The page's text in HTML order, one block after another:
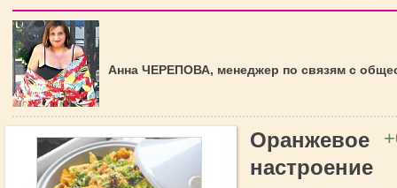
Анна ЧЕРЕПОВА, менеджер по связям с
Оранжевое
настроение